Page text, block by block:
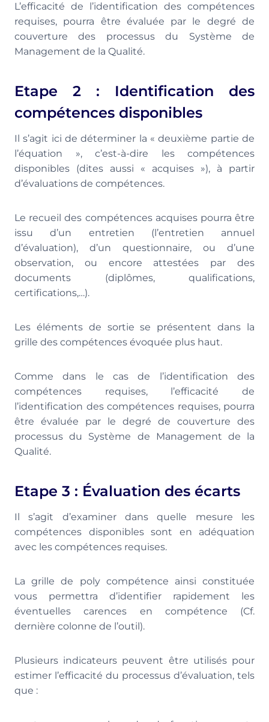
L’efficacité de l’identification des compétences
requises, pourra être évaluée par le degré de
couverture des processus du Système de
Management de la Qualité.
Etape 2 : Identification des
compétences disponibles
Il s’agit ici de déterminer la « deuxième partie de
l’équation », c’est-à-dire les compétences
disponibles (dites aussi « acquises »), à partir
d’évaluations de compétences.
Le recueil des compétences acquises pourra être
issu d’un entretien (l’entretien annuel
d’évaluation), d’un questionnaire, ou d’une
observation, ou encore attestées par des
documents (diplômes, qualifications,
certifications,…).
Les éléments de sortie se présentent dans la
grille des compétences évoquée plus haut.
Comme dans le cas de l’identification des
compétences requises, l’efficacité de
l’identification des compétences requises, pourra
être évaluée par le degré de couverture des
processus du Système de Management de la
Qualité.
Etape 3 : Évaluation des écarts
Il s’agit d’examiner dans quelle mesure les
compétences disponibles sont en adéquation
avec les compétences requises.
La grille de poly compétence ainsi constituée
vous permettra d’identifier rapidement les
éventuelles carences en compétence (Cf.
dernière colonne de l’outil).
Plusieurs indicateurs peuvent être utilisés pour
estimer l’efficacité du processus d’évaluation, tels
que :